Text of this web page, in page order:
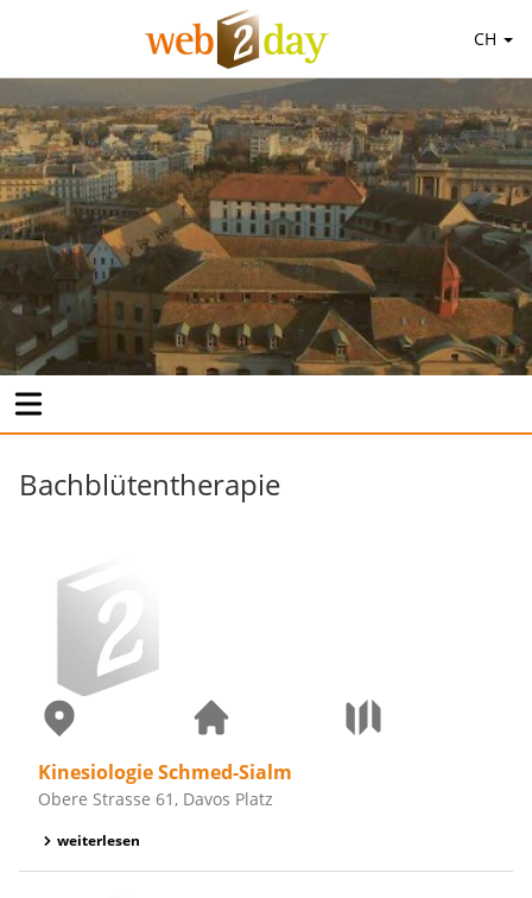
CH
Bachblütentherapie
Kinesiologie Schmed-Sialm
Obere Strasse 61, Davos Platz
weiterlesen